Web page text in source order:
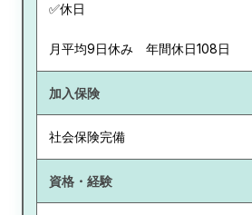
✅休日
月平均9日休み 年間休日108日
加入保険
社会保険完備
資格・経験